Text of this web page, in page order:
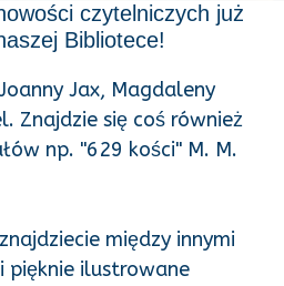
czytelniczych już
Bibliotece!
Jax, Magdaleny
Znajdzie się coś również
np. "629 kości" M. M.
między innymi
pięknie ilustrowane